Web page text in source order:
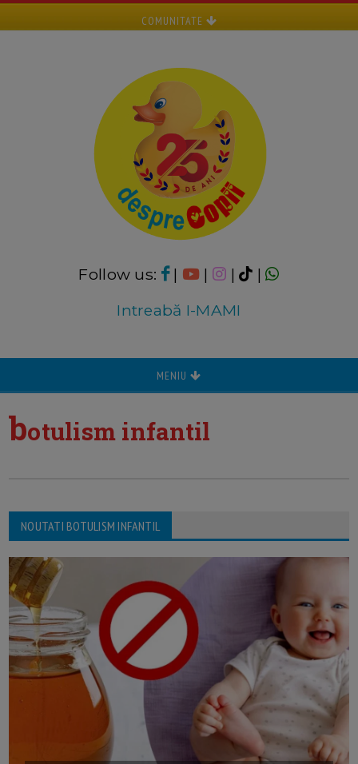
COMUNITATE
Follow us: | | |
|
Intreabă I-MAMI
MENIU
botulism infantil
NOUTATI BOTULISM INFANTIL